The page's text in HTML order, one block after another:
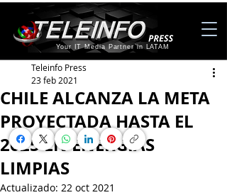
Your IT Media Partner in LATAM
CHILE ALCANZA LA META
PROYECTADA HASTA EL
2025 EN ENERGÍAS
LIMPIAS
Teleinfo Press
23 feb 2021
Actualizado: 22 oct 2021